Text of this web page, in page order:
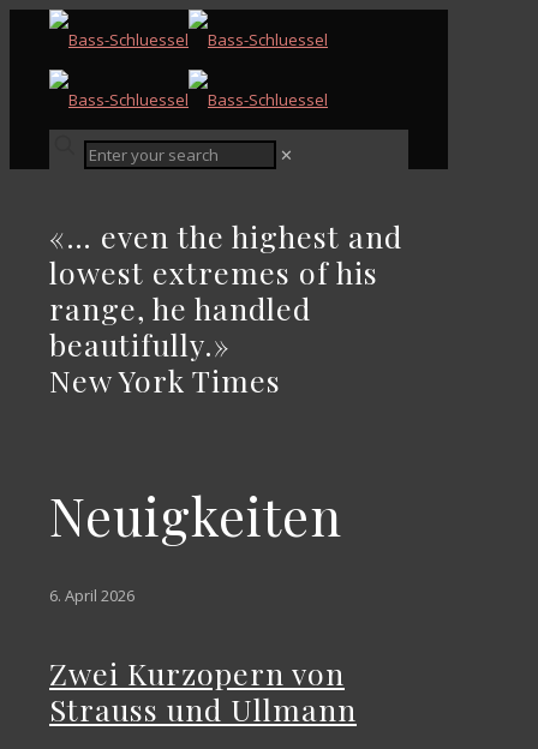
✕
«… even the highest and
lowest extremes of his
range, he handled
beautifully.»
New York Times
Neuigkeiten
6. April 2026
Zwei Kurzopern von
Strauss und Ullmann